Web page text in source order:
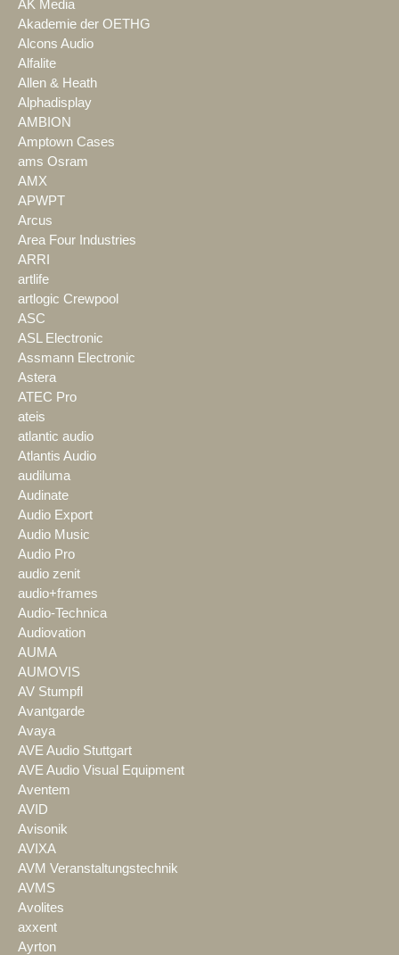
AK Media
Akademie der OETHG
Alcons Audio
Alfalite
Allen & Heath
Alphadisplay
AMBION
Amptown Cases
ams Osram
AMX
APWPT
Arcus
Area Four Industries
ARRI
artlife
artlogic Crewpool
ASC
ASL Electronic
Assmann Electronic
Astera
ATEC Pro
ateis
atlantic audio
Atlantis Audio
audiluma
Audinate
Audio Export
Audio Music
Audio Pro
audio zenit
audio+frames
Audio-Technica
Audiovation
AUMA
AUMOVIS
AV Stumpfl
Avantgarde
Avaya
AVE Audio Stuttgart
AVE Audio Visual Equipment
Aventem
AVID
Avisonik
AVIXA
AVM Veranstaltungstechnik
AVMS
Avolites
axxent
Ayrton